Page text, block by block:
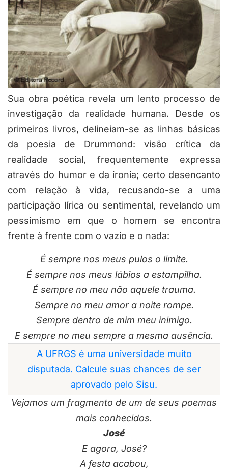
Sua obra poética revela um lento processo de
investigação da realidade humana. Desde os
primeiros livros, delineiam-se as linhas básicas
da poesia de Drummond: visão crítica da
realidade social, frequentemente expressa
através do humor e da ironia; certo desencanto
com relação à vida, recusando-se a uma
participação lírica ou sentimental, revelando um
pessimismo em que o homem se encontra
frente à frente com o vazio e o nada:
É sempre nos meus pulos o limite.
É sempre nos meus lábios a estampilha.
É sempre no meu não aquele trauma.
Sempre no meu amor a noite rompe.
Sempre dentro de mim meu inimigo.
E sempre no meu sempre a mesma ausência.
A UFRGS é uma universidade muito
disputada. Calcule suas chances de ser
aprovado pelo Sisu.
Vejamos um fragmento de um de seus poemas
mais conhecidos.
José
E agora, José?
A festa acabou,